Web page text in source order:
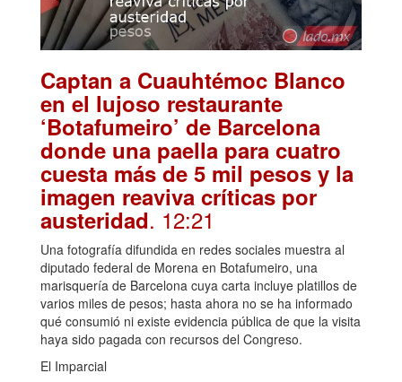
Captan a Cuauhtémoc Blanco
en el lujoso restaurante
‘Botafumeiro’ de Barcelona
donde una paella para cuatro
cuesta más de 5 mil pesos y la
imagen reaviva críticas por
austeridad. 12:21
Una fotografía difundida en redes sociales muestra al
diputado federal de Morena en Botafumeiro, una
marisquería de Barcelona cuya carta incluye platillos de
varios miles de pesos; hasta ahora no se ha informado
qué consumió ni existe evidencia pública de que la visita
haya sido pagada con recursos del Congreso.
El Imparcial